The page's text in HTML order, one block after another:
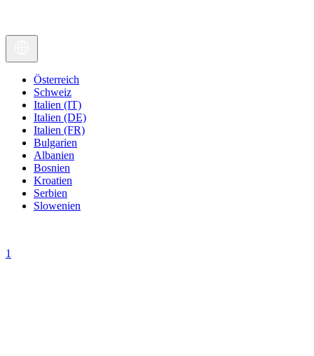
Österreich
Schweiz
Italien (IT)
Italien (DE)
Italien (FR)
Bulgarien
Albanien
Bosnien
Kroatien
Serbien
Slowenien
1